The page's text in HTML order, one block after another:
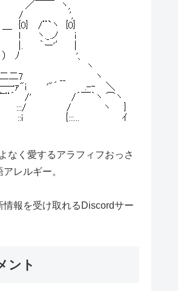
なく愛するアラフィフおっさ
レルギー。
情報を受け取れるDiscordサー
ント